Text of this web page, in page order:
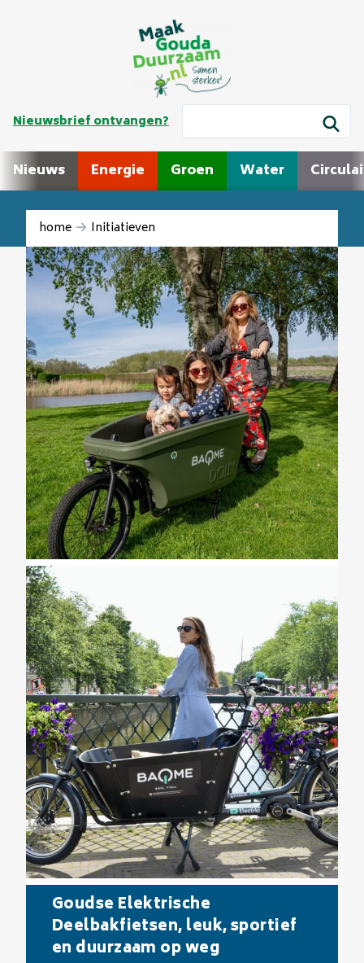
Nieuwsbrief ontvangen?
Nieuws Energie Groen Water
home Initiatieven
Goudse Elektrische
Deelbakfietsen, leuk, sportief
en duurzaam op weg